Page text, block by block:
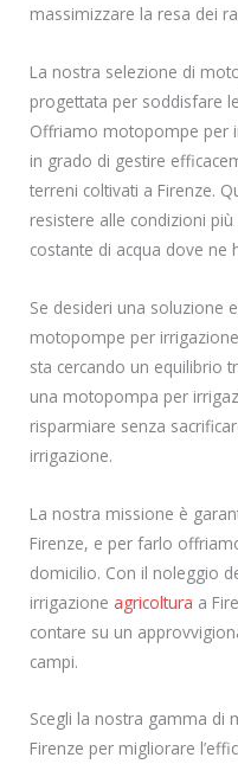
massimizzare la resa dei
La nostra selezione di
progettata per soddisfare
Offriamo motopompe per
in grado di gestire
terreni coltivati a Firenze.
resistere alle condizioni
costante di acqua dove ne
Se desideri una soluzione
motopompe per
sta cercando un equilibrio
una motopompa per
risparmiare senza
irrigazione.
La nostra missione è
Firenze, e per farlo
domicilio. Con il noleggio
irrigazione agricoltura a
contare su un
campi.
Scegli la nostra gamma di
Firenze per migliorare